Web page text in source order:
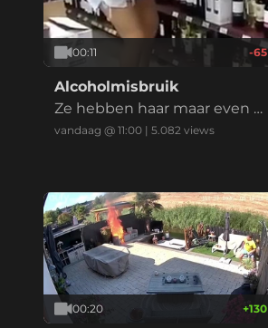
00:11 -65
Alcoholmisbruik
Ze hebben haar maar even o
nherkenbaar gemaakt.
vandaag @ 11:00 | 5.082 views
00:20 +130